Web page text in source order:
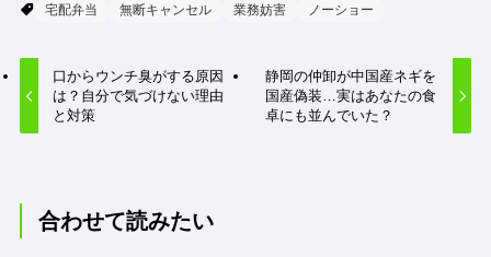
宅配弁当
無断キャンセル 業務妨害 ノーショー
口からウンチ臭がする原因
は？自分で気づけない理由
と対策
静岡の仲卸が中国産ネギを
国産偽装…実はあなたの食
卓にも並んでいた？
合わせて読みたい